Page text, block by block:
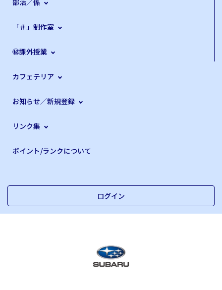
部活／係
「＃」制作室
㊙課外授業
カフェテリア
お知らせ／新規登録
リンク集
ポイント/ランクについて
ログイン